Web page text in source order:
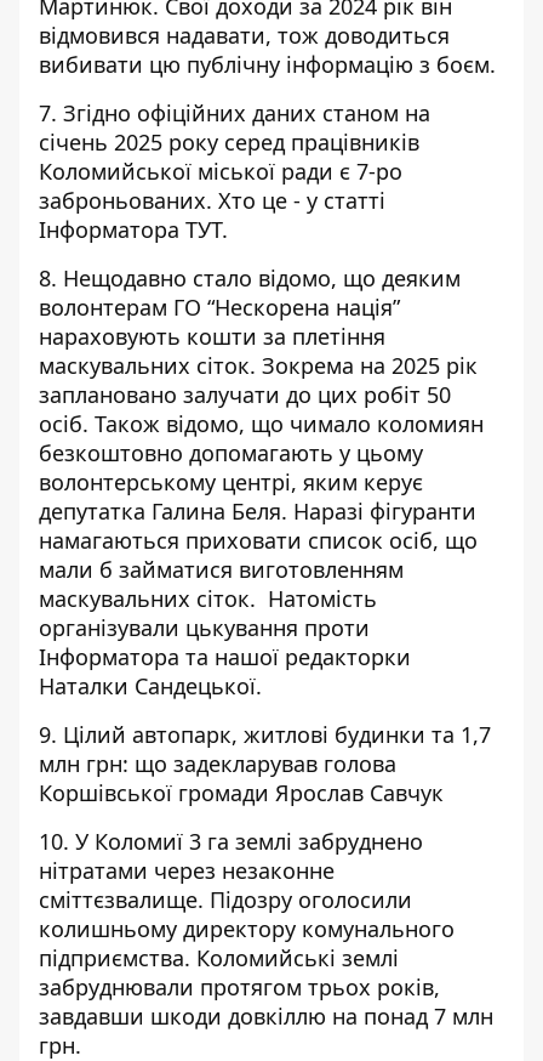
Мартинюк. Свої доходи за 2024 рік він
відмовився надавати, тож доводиться
вибивати цю публічну інформацію з боєм.
7. Згідно офіційних даних станом на
січень 2025 року серед працівників
Коломийської міської ради є 7-ро
заброньованих. Хто це - у статті
Інформатора ТУТ.
8. Нещодавно стало відомо, що деяким
волонтерам ГО “Нескорена нація”
нараховують кошти за плетіння
маскувальних сіток. Зокрема на 2025 рік
заплановано залучати до цих робіт 50
осіб. Також відомо, що чимало коломиян
безкоштовно допомагають у цьому
волонтерському центрі, яким керує
депутатка Галина Беля. Наразі фігуранти
намагаються приховати список осіб, що
мали б займатися виготовленням
маскувальних сіток. Натомість
організували цькування проти
Інформатора та нашої редакторки
Наталки Сандецької.
9. Цілий автопарк, житлові будинки та 1,7
млн грн: що задекларував голова
Коршівської громади Ярослав Савчук
10. У Коломиї 3 га землі забруднено
нітратами через незаконне
сміттєзвалище. Підозру оголосили
колишньому директору комунального
підприємства. Коломийські землі
забруднювали протягом трьох років,
завдавши шкоди довкіллю на понад 7 млн
грн.